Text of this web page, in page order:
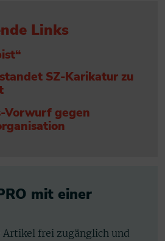
Links
SZ-Karikatur zu
Vorwurf gegen
mit einer
Artikel frei zugänglich und